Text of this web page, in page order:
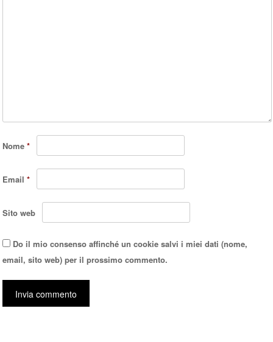
Nome*
Email*
Sito web
Do il mio consenso affinché un cookie salvi i miei dati (nome,
email, sito web) per il prossimo commento.